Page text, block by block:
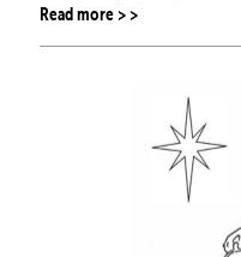
Read more > >